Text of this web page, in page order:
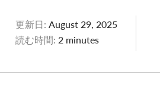
更新日: August 29, 2025
読む時間: 2 minutes